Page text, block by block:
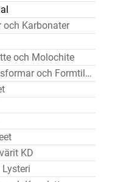
och Karbonater
och Molochite
och Formtillbehör
KD